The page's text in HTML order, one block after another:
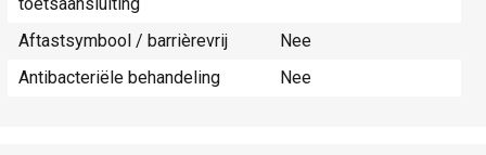
Aftastsymbool / barrièrevrij
Nee
Antibacteriële behandeling
Nee